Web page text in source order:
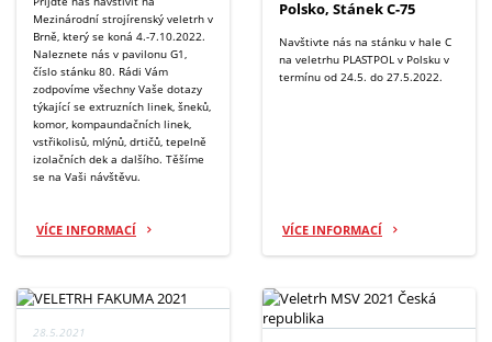
Mezinárodní strojírenský veletrh v
Brně, který se koná 4.-7.10.2022.
Naleznete nás v pavilonu G1,
číslo stánku 80. Rádi Vám
zodpovíme všechny Vaše dotazy
týkající se extruzních linek, šneků,
komor, kompaundačních linek,
vstřikolisů, mlýnů, drtičů, tepelně
izolačních dek a dalšího. Těšíme
se na Vaši návštěvu.
VÍCE INFORMACÍ
Polsko, Stánek C-75
Navštivte nás na stánku v hale C
na veletrhu PLASTPOL v Polsku v
termínu od 24.5. do 27.5.2022.
VÍCE INFORMACÍ
28.5.2021